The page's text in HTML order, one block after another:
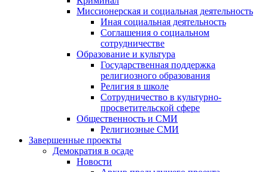
Миссионерская и социальная деятельность
Иная социальная деятельность
Соглашения о социальном
сотрудничестве
Образование и культура
Государственная поддержка
религиозного образования
Религия в школе
Сотрудничество в культурно-
просветительской сфере
Общественность и СМИ
Религиозные СМИ
Завершенные проекты
Демократия в осаде
Новости